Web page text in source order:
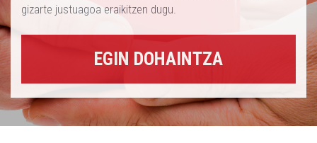
gizarte justuagoa eraikitzen dugu.
EGIN DOHAINTZA